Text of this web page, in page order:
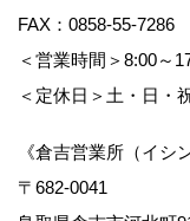
FAX：0858-55-7286
＜営業時間＞8:00～
＜定休日＞土・日・
《倉吉営業所（イシ
〒682-0041